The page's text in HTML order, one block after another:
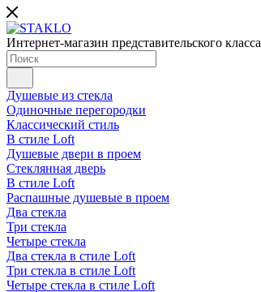
Интернет-магазин представительского класса
Душевые из стекла
Одиночные перегородки
Классический стиль
В стиле Loft
Душевые двери в проем
Стеклянная дверь
В стиле Loft
Распашные душевые в проем
Два стекла
Три стекла
Четыре стекла
Два стекла в стиле Loft
Три стекла в стиле Loft
Четыре стекла в стиле Loft